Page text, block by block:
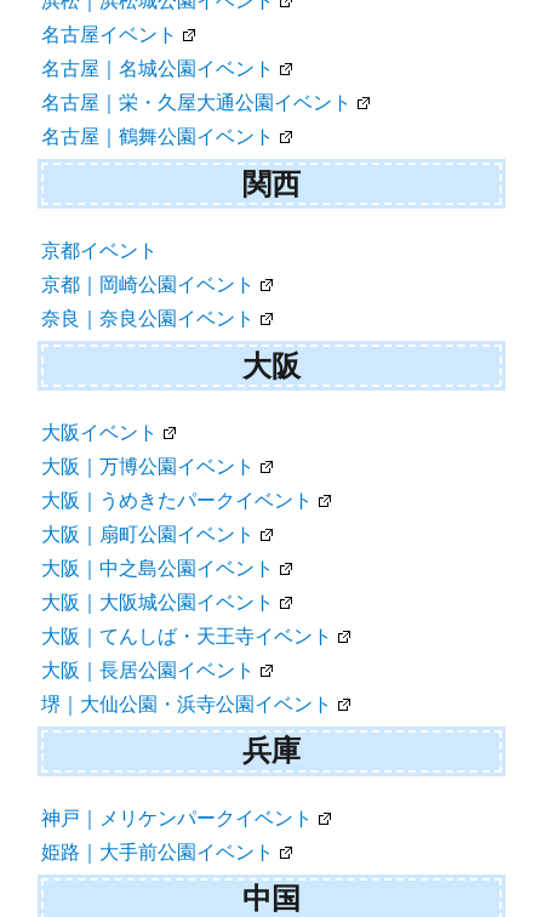
名古屋イベント
名古屋｜名城公園イベント
名古屋｜栄・久屋大通公園イベント
名古屋｜鶴舞公園イベント
関西
京都イベント
京都｜岡崎公園イベント
奈良｜奈良公園イベント
大阪
大阪イベント
大阪｜万博公園イベント
大阪｜うめきたパークイベント
大阪｜扇町公園イベント
大阪｜中之島公園イベント
大阪｜大阪城公園イベント
大阪｜てんしば・天王寺イベント
大阪｜長居公園イベント
堺｜大仙公園・浜寺公園イベント
兵庫
神戸｜メリケンパークイベント
姫路｜大手前公園イベント
中国